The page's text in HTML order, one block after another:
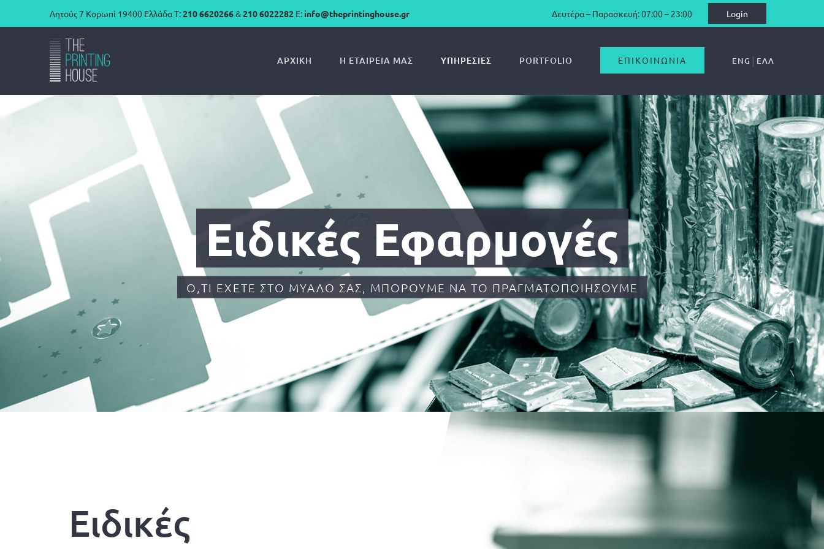
Μετάβαση
στο
περιεχόμενο
Λητούς 7 Κορωπί 19400 ΕλλάδαΤ:210 6620266&210 6022282 E: info@theprintinghouse.gr Δευτέρα – Παρασκευή: 07:00 – 23:00 Login
ΑΡΧΙΚΉ Η ΕΤΑΙΡΕΊΑ ΜΑΣ ΥΠΗΡΕΣΊΕΣ PORTFOLIO ΕΠΙΚΟΙΝΩΝΊΑ ENG ΕΛΛ
Ειδικές Εφαρμογές
Ό,ΤΙ ΈΧΕΤΕ ΣΤΟ ΜΥΑΛΌ ΣΑΣ, ΜΠΟΡΟΎΜΕ ΝΑ ΤΟ ΠΡΑΓΜΑΤΟΠΟΙΉΣΟΥΜΕ
Ειδικές